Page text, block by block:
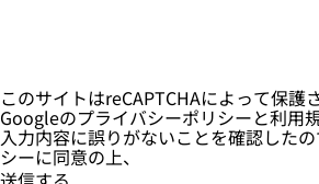
このサイトはreCAPTCHAによって保護
Googleのプライバシーポリシーと利用
入力内容に誤りがないことを確認した
シーに同意の上、